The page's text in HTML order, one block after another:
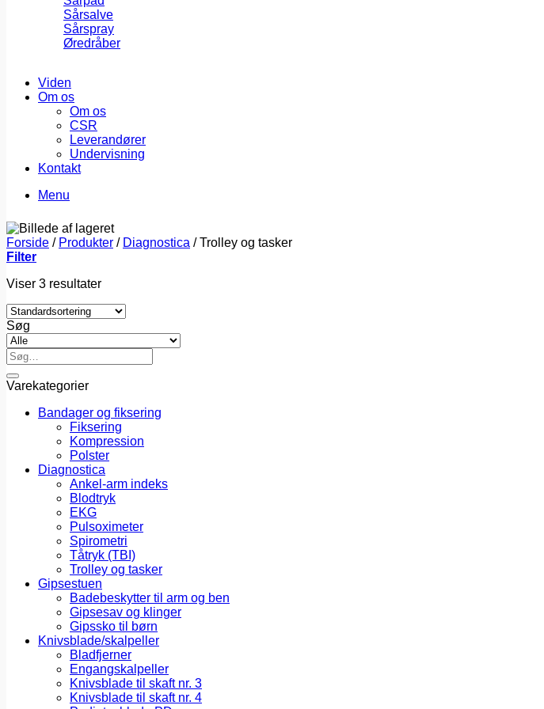
Sårsalve
Sårspray
Øredråber
Viden
Om os
Om os
CSR
Leverandører
Undervisning
Kontakt
Menu
Forside / Produkter / Diagnostica /Trolley og tasker
Filter
Viser 3 resultater
Søg
Søg
efter:
Varekategorier
Bandager og fiksering
Fiksering
Kompression
Polster
Diagnostica
Ankel-arm indeks
Blodtryk
EKG
Pulsoximeter
Spirometri
Tåtryk (TBI)
Trolley og tasker
Gipsestuen
Badebeskytter til arm og ben
Gipsesav og klinger
Gipssko til børn
Knivsblade/skalpeller
Bladfjerner
Engangskalpeller
Knivsblade til skaft nr. 3
Knivsblade til skaft nr. 4